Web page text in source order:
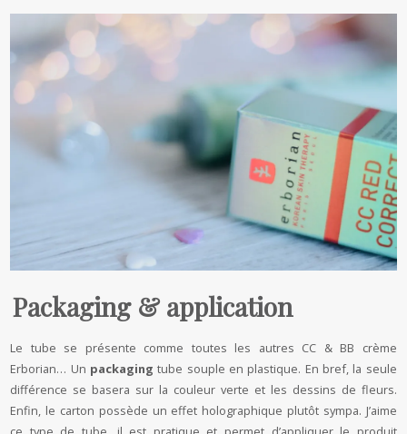
Packaging & application
Le tube se présente comme toutes les autres CC & BB crème
Erborian… Un packaging tube souple en plastique. En bref, la seule
différence se basera sur la couleur verte et les dessins de fleurs.
Enfin, le carton possède un effet holographique plutôt sympa. J’aime